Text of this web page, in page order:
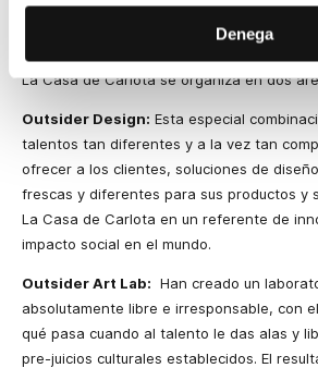
Denega
ideas y nuevos modos de ver las cosas y la
La Casa de Carlota se organiza en dos
Outsider Design: Esta especial
talentos tan diferentes y a la vez tan
ofrecer a los clientes, soluciones de
frescas y diferentes para sus productos y
La Casa de Carlota en un referente de
impacto social en el mundo.
Outsider Art Lab: Han creado un
absolutamente libre e irresponsable, con
qué pasa cuando al talento le das alas y
pre-juicios culturales establecidos. El